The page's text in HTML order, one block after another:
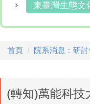
東臺灣生態文
首頁 院系消息：研
(轉知)萬能科技